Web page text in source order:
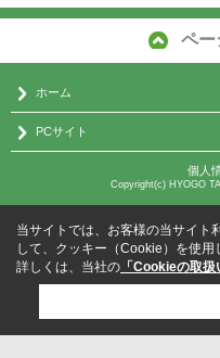
ペー
ホーム
PCサイト
個人
Copyright(c) HYOGO
当サイトでは、お客様の当サイト
して、クッキー（Cookie）を使用
詳しくは、当社の 「Cookieの取扱